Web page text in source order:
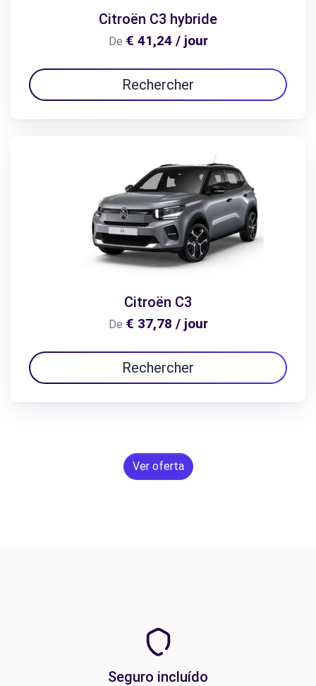
Citroën C3 hybride
De € 41,24 / jour
Rechercher
Citroën C3
De € 37,78 / jour
Rechercher
Ver oferta
Seguro incluído